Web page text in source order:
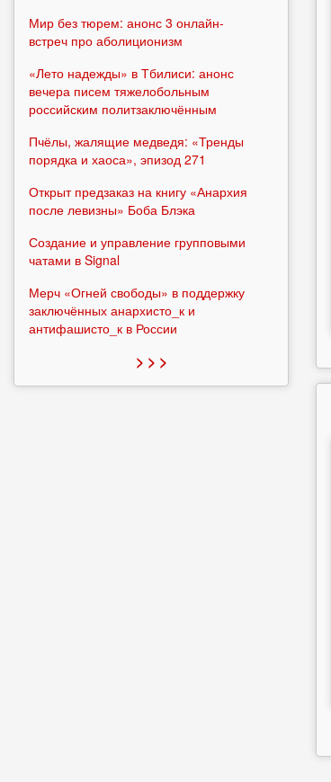
Мир без тюрем: анонс 3 онлайн-
встреч про аболиционизм
«Лето надежды» в Тбилиси: анонс
вечера писем тяжелобольным
российским политзаключённым
Пчёлы, жалящие медведя: «Тренды
порядка и хаоса», эпизод 271
Открыт предзаказ на книгу «Анархия
после левизны» Боба Блэка
Создание и управление групповыми
чатами в Signal
Мерч «Огней свободы» в поддержку
заключённых анархисто_к и
антифашисто_к в России
> > >